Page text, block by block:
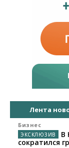
Лента
Бизнес
В
сократился